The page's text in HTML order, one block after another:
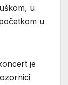
u
u
je